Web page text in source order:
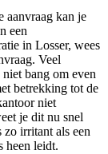
kan je
een
in Losser, wees
Veel
bang om even
betrekking tot de
niet
je dit nu snel
irritant als een
heen leidt.